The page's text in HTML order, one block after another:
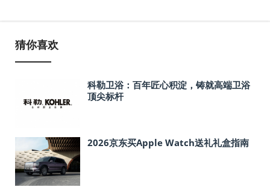
猜你喜欢
科勒卫浴：百年匠心积淀，铸就高端卫浴
顶尖标杆
2026京东买Apple Watch送礼礼盒指南